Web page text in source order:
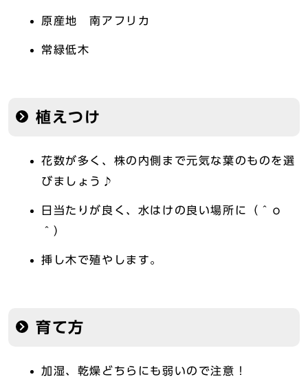
原産地 南アフリカ
常緑低木
植えつけ
花数が多く、株の内側まで元気な葉のものを選
びましょう♪
日当たりが良く、水はけの良い場所に（＾о
＾）
挿し木で殖やします。
育て方
加湿、乾燥どちらにも弱いので注意！